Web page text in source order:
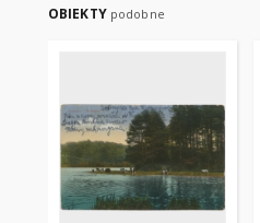
OBIEKTY podobne